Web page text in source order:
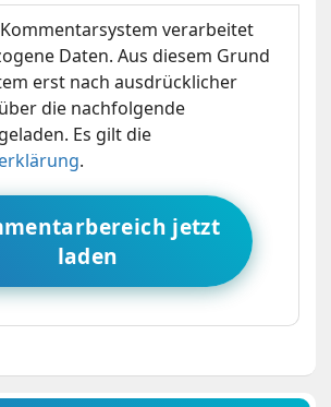
Kommentarsystem verarbeitet
Daten. Aus diesem Grund
erst nach ausdrücklicher
die nachfolgende
Es gilt die
.
jetzt
laden